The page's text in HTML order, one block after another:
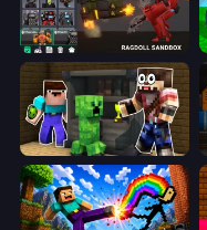
Last Play: Ragdoll Sandbox
Noob Trolls Pro